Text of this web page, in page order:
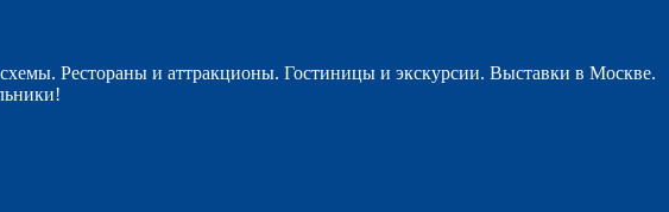
Рестораны и аттракционы. Гостиницы и экскурсии. Выставки в Москве.